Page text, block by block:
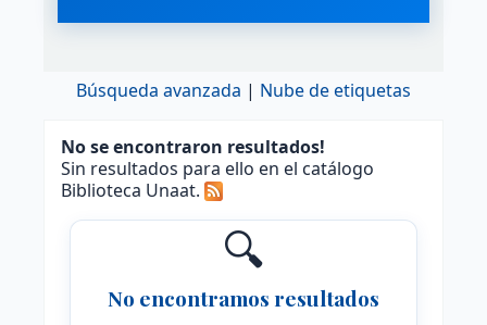
Búsqueda avanzada Nube de etiquetas
No se encontraron resultados!
Sin resultados para ello en el catálogo
Biblioteca Unaat.
🔍
No encontramos resultados